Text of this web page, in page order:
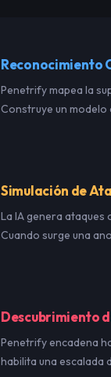
Reconocimiento
Penetrify mapea la
Construye un modelo
Simulación de
La IA genera
Cuando surge una
Descubrimiento
Penetrify encadena
habilita una escalada